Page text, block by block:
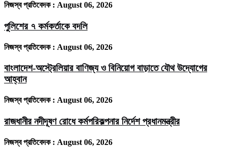
নিজস্ব প্রতিবেদক : August 06, 2026
পুলিশের ৭ কর্মকর্তাকে বদলি
নিজস্ব প্রতিবেদক : August 06, 2026
বাংলাদেশ-অস্ট্রেলিয়ার বাণিজ্য ও বিনিয়োগ বাড়াতে যৌথ উদ্যোগের
আহ্বান
নিজস্ব প্রতিবেদক : August 06, 2026
রাজধানীর নদীদূষণ রোধে কর্মপরিকল্পনার নির্দেশ প্রধানমন্ত্রীর
নিজস্ব প্রতিবেদক : August 06, 2026